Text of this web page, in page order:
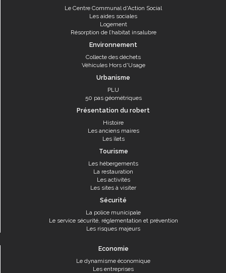
Le Centre Communal d'Action Social
Les aides sociales
Logement
Résorption de l’habitat insalubre
Environnement
Collecte des déchets
Véhicules Hors d'Usage
Urbanisme
PLU
50 pas géométriques
Présentation du robert
Histoire
Les anciens maires
Les îlets
Tourisme
Les hébergements
La restauration
Les activités
Les sites à visiter
Sécurité
La police municipale
Le service sécurité, réglementation et prévention
Les risques majeurs
Economie
Le dynamisme économique
Les entreprises